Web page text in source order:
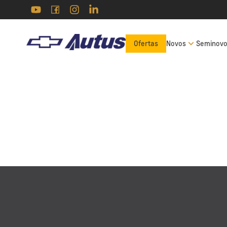
Ofertas Novos
Av. Dep. José Marcus
Cherem, 707 - Vila São
Cristóvão, Uberaba - MG